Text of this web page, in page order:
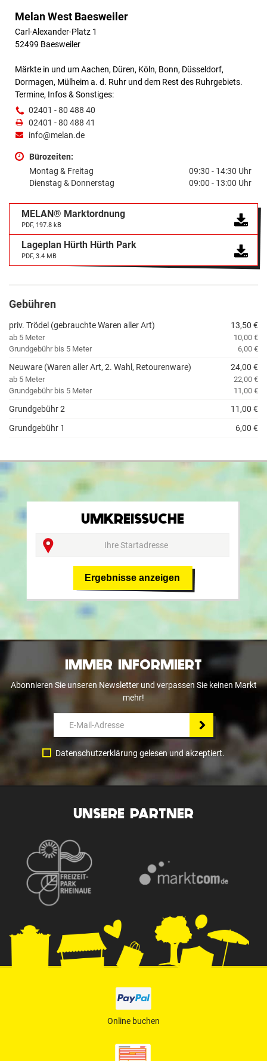
Melan West Baesweiler
Carl-Alexander-Platz 1
52499 Baesweiler
Märkte in und um Aachen, Düren, Köln, Bonn, Düsseldorf,
Dormagen, Mülheim a. d. Ruhr und dem Rest des Ruhrgebiets.
Termine, Infos & Sonstiges:
02401 - 80 488 40
02401 - 80 488 41
info@melan.de
Bürozeiten:
Montag & Freitag
09:30 - 14:30 Uhr
Dienstag & Donnerstag
09:00 - 13:00 Uhr
MELAN® Marktordnung
PDF, 197.8 kB
Lageplan Hürth Hürth Park
PDF, 3.4 MB
Gebühren
priv. Trödel (gebrauchte Waren aller Art) 13,50 €
ab 5 Meter
10,00 €
Grundgebühr bis 5 Meter
6,00 €
Neuware (Waren aller Art, 2. Wahl, Retourenware) 24,00 €
ab 5 Meter
22,00 €
Grundgebühr bis 5 Meter
11,00 €
Grundgebühr 2
11,00 €
Grundgebühr 1
6,00 €
UMKREISSUCHE
Ergebnisse anzeigen
IMMER INFORMIERT
Abonnieren Sie unseren Newsletter und verpassen Sie keinen Markt
mehr!
Datenschutzerklärung gelesen und akzeptiert.
UNSERE PARTNER
Online buchen